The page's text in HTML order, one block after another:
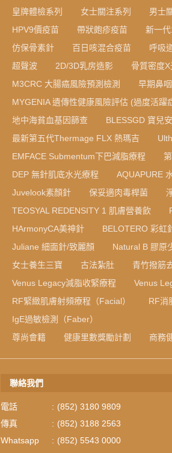
皇牌體檢系列 女士關注系列 男士
HPV9價疫苗 帶狀皰疹疫苗 新一
仿保骨素針
百日咳混合疫苗 呼吸
超聲波 2D/3D乳房造影 骨質密度
M3CRC 大腸癌風險預測檢測 早期鼻
MYGENIA 遺傳性健康風險評估 (過度活躍
地中海貧血基因篩查
BLESSGD 寶兒安
最新第五代Thermage FLX 熱瑪吉
EMFACE Submentum下巴減脂療程
DEP 無針肌底水光療程
AQUAPURE
Juvelook素顏針
保妥適肉毒桿菌
TEOSYAL REDENSITY 1 肌膚營養飲
HArmonyCA美神針
BELOTERO 彩虹
Juliane 細面針/致麗顏
Natural B 膠原
女士養生三寶 古法紮肚 青竹撥筋
Venus Legacy減脂收緊療程
Venus
RF緊緻肌膚射頻療程（Facial）
RF消
IgE過敏檢測（Faber）
尊尚會籍 健康里數獎勵計劃 商務
聯絡我們
電話 : (852) 3180 9809
傳真
: (852) 3188 2563
Whatsapp
: (852) 5543 0000